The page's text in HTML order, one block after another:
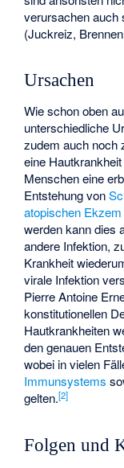
verursachen
(Juckreiz,
Ursachen
Wie schon oben
unterschiedliche
zudem auch noch
eine
Menschen eine
Entstehung von
atopischen Ekzem
werden kann dies
andere Infektion,
Krankheit
virale Infektion
Pierre Antoine
konstitutionellen
Hautkrankheiten
den genauen
wobei in vielen
Immunsystems
gelten.[2]
Folgen und